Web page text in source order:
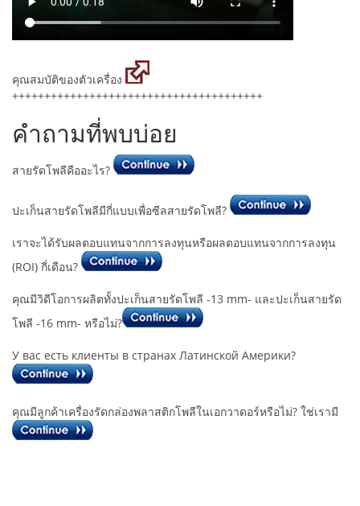
คุณสมบัติของตัวเครื่อง
+++++++++++++++++++++++++++++++++++++++
คำถามที่พบบ่อย
สายรัดโพลีคืออะไร?
ปะเก็นสายรัดโพลีมีกี่แบบเพื่อซีลสายรัดโพลี?
เราจะได้รับผลตอบแทนจากการลงทุนหรือผลตอบแทนจากการลงทุน
(ROI) กี่เดือน?
คุณมีวิดีโอการผลิตทั้งปะเก็นสายรัดโพลี -13 mm- และปะเก็นสายรัด
โพลี -16 mm- หรือไม่?
У вас есть клиенты в странах Латинской Америки?
คุณมีลูกค้าเครื่องรัดกล่องพลาสติกโพลีในเอกวาดอร์หรือไม่? ใช่เรามี